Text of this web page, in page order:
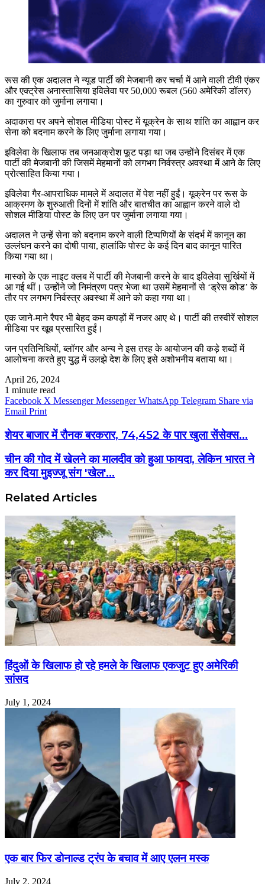
रूस की एक अदालत ने न्यूड पार्टी की मेजबानी कर चर्चा में आने वाली टीवी एंकर
और एक्ट्रेस अनास्तासिया इविलेवा पर 50,000 रूबल (560 अमेरिकी डॉलर)
का गुरुवार को जुर्माना लगाया।
अदाकारा पर अपने सोशल मीडिया पोस्ट में यूक्रेन के साथ शांति का आह्वान कर
सेना को बदनाम करने के लिए जुर्माना लगाया गया।
इविलेवा के खिलाफ तब जनआक्रोश फूट पड़ा था जब उन्होंने दिसंबर में एक
पार्टी की मेजबानी की जिसमें मेहमानों को लगभग निर्वस्त्र अवस्था में आने के लिए
प्रोत्साहित किया गया।
इविलेवा गैर-आपराधिक मामले में अदालत में पेश नहीं हुईं। यूक्रेन पर रूस के
आक्रमण के शुरुआती दिनों में शांति और बातचीत का आह्वान करने वाले दो
सोशल मीडिया पोस्ट के लिए उन पर जुर्माना लगाया गया।
अदालत ने उन्हें सेना को बदनाम करने वाली टिप्पणियों के संदर्भ में कानून का
उल्लंघन करने का दोषी पाया, हालांकि पोस्ट के कई दिन बाद कानून पारित
किया गया था।
मास्को के एक नाइट क्लब में पार्टी की मेजबानी करने के बाद इविलेवा सुर्खियों में
आ गई थीं। उन्होंने जो निमंत्रण पत्र भेजा था उसमें मेहमानों से ‘ड्रेस कोड’ के
तौर पर लगभग निर्वस्त्र अवस्था में आने को कहा गया था।
एक जाने-माने रैपर भी बेहद कम कपड़ों में नजर आए थे। पार्टी की तस्वीरें सोशल
मीडिया पर खूब प्रसारित हुईं।
जन प्रतिनिधियों, ब्लॉगर और अन्य ने इस तरह के आयोजन की कड़े शब्दों में
आलोचना करते हुए युद्ध में उलझे देश के लिए इसे अशोभनीय बताया था।
April 26, 2024
1 minute read
Facebook X Messenger Messenger WhatsApp Telegram Share via
Email Print
शेयर बाजार में रौनक बरकरार, 74,452 के पार खुला सेंसेक्स...
चीन की गोद में खेलने का मालदीव को हुआ फायदा, लेकिन भारत ने
कर दिया मुइज्जू संग 'खेल'...
Related Articles
हिंदुओं के खिलाफ हो रहे हमले के खिलाफ एकजुट हुए अमेरिकी
सांसद
July 1, 2024
एक बार फिर डोनाल्ड ट्रंप के बचाव में आए एलन मस्क
July 2, 2024